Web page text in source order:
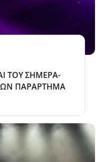
ΤΟΥ ΣΗΜΕΡΑ-
ΠΑΡΑΡΤΗΜΑ